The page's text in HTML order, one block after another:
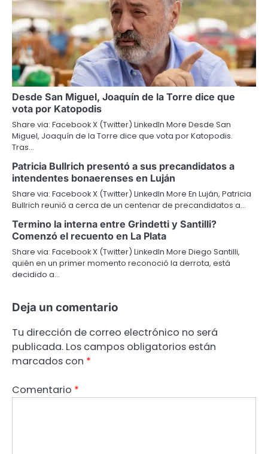
Desde San Miguel, Joaquín de la Torre dice que
vota por Katopodis
Share via: Facebook X (Twitter) LinkedIn More Desde San
Miguel, Joaquín de la Torre dice que vota por Katopodis.
Tras…
Patricia Bullrich presentó a sus precandidatos a
intendentes bonaerenses en Luján
Share via: Facebook X (Twitter) LinkedIn More En Luján, Patricia
Bullrich reunió a cerca de un centenar de precandidatos a…
Termino la interna entre Grindetti y Santilli?
Comenzó el recuento en La Plata
Share via: Facebook X (Twitter) LinkedIn More Diego Santilli,
quién en un primer momento reconoció la derrota, está
decidido a…
Deja un comentario
Tu dirección de correo electrónico no será
publicada. Los campos obligatorios están
marcados con *
Comentario *